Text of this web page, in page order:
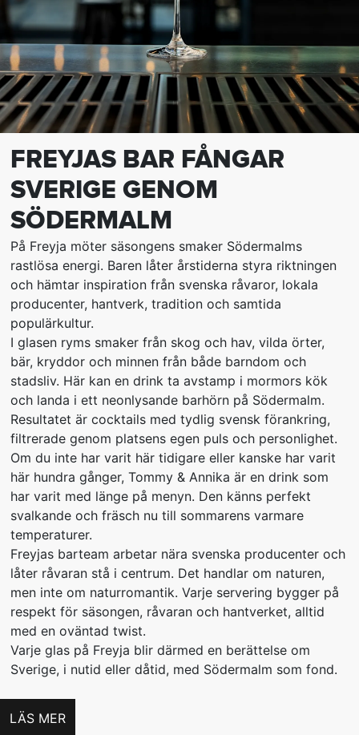
FREYJAS BAR FÅNGAR
SVERIGE GENOM
SÖDERMALM
På Freyja möter säsongens smaker Södermalms
rastlösa energi. Baren låter årstiderna styra riktningen
och hämtar inspiration från svenska råvaror, lokala
producenter, hantverk, tradition och samtida
populärkultur.
I glasen ryms smaker från skog och hav, vilda örter,
bär, kryddor och minnen från både barndom och
stadsliv. Här kan en drink ta avstamp i mormors kök
och landa i ett neonlysande barhörn på Södermalm.
Resultatet är cocktails med tydlig svensk förankring,
filtrerade genom platsens egen puls och personlighet.
Om du inte har varit här tidigare eller kanske har varit
här hundra gånger, Tommy & Annika är en drink som
har varit med länge på menyn. Den känns perfekt
svalkande och fräsch nu till sommarens varmare
temperaturer.
Freyjas barteam arbetar nära svenska producenter och
låter råvaran stå i centrum. Det handlar om naturen,
men inte om naturromantik. Varje servering bygger på
respekt för säsongen, råvaran och hantverket, alltid
med en oväntad twist.
Varje glas på Freyja blir därmed en berättelse om
Sverige, i nutid eller dåtid, med Södermalm som fond.
LÄS MER